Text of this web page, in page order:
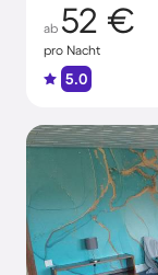
ab 52 €
pro Nacht
5.0